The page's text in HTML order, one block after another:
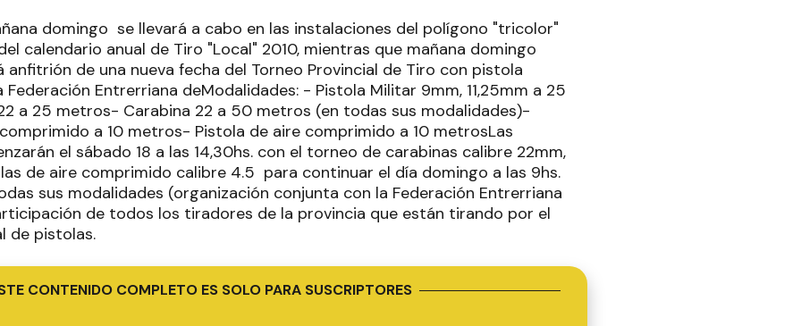
domingo se llevará a cabo en las instalaciones del polígono "tricolor"
calendario anual de Tiro "Local" 2010, mientras que mañana domingo
anfitrión de una nueva fecha del Torneo Provincial de Tiro con pistola
Entrerriana deModalidades: - Pistola Militar 9mm, 11,25mm a 25
a 25 metros- Carabina 22 a 50 metros (en todas sus modalidades)-
a 10 metros- Pistola de aire comprimido a 10 metrosLas
el sábado 18 a las 14,30hs. con el torneo de carabinas calibre 22mm,
de aire comprimido calibre 4.5 para continuar el día domingo a las 9hs.
sus modalidades (organización conjunta con la Federación Entrerriana
de todos los tiradores de la provincia que están tirando por el
de pistolas.
CONTENIDO COMPLETO ES SOLO PARA SUSCRIPTORES